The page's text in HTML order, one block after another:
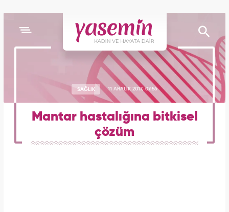
SAĞLIK 11 ARALIK 2017, 07:56
Mantar hastalığına bitkisel
çözüm